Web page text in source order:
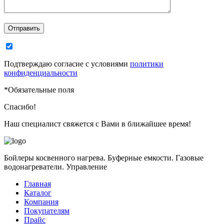
Отправить
Подтверждаю согласие с условиями политики
конфиденциальности
*Обязательные поля
Спасибо!
Наш специалист свяжется с Вами в ближайшее время!
Бойлеры косвенного нагрева. Буферные емкости. Газовые
водонагреватели. Управление
Главная
Каталог
Компания
Покупателям
Прайс